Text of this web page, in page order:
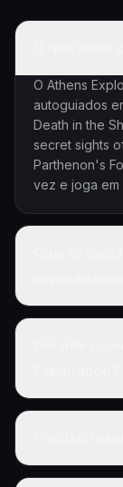
O Athens
autoguiados
Death in the
secret sights
Parthenon's
vez e joga em